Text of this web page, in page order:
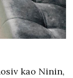
kao Ninin,